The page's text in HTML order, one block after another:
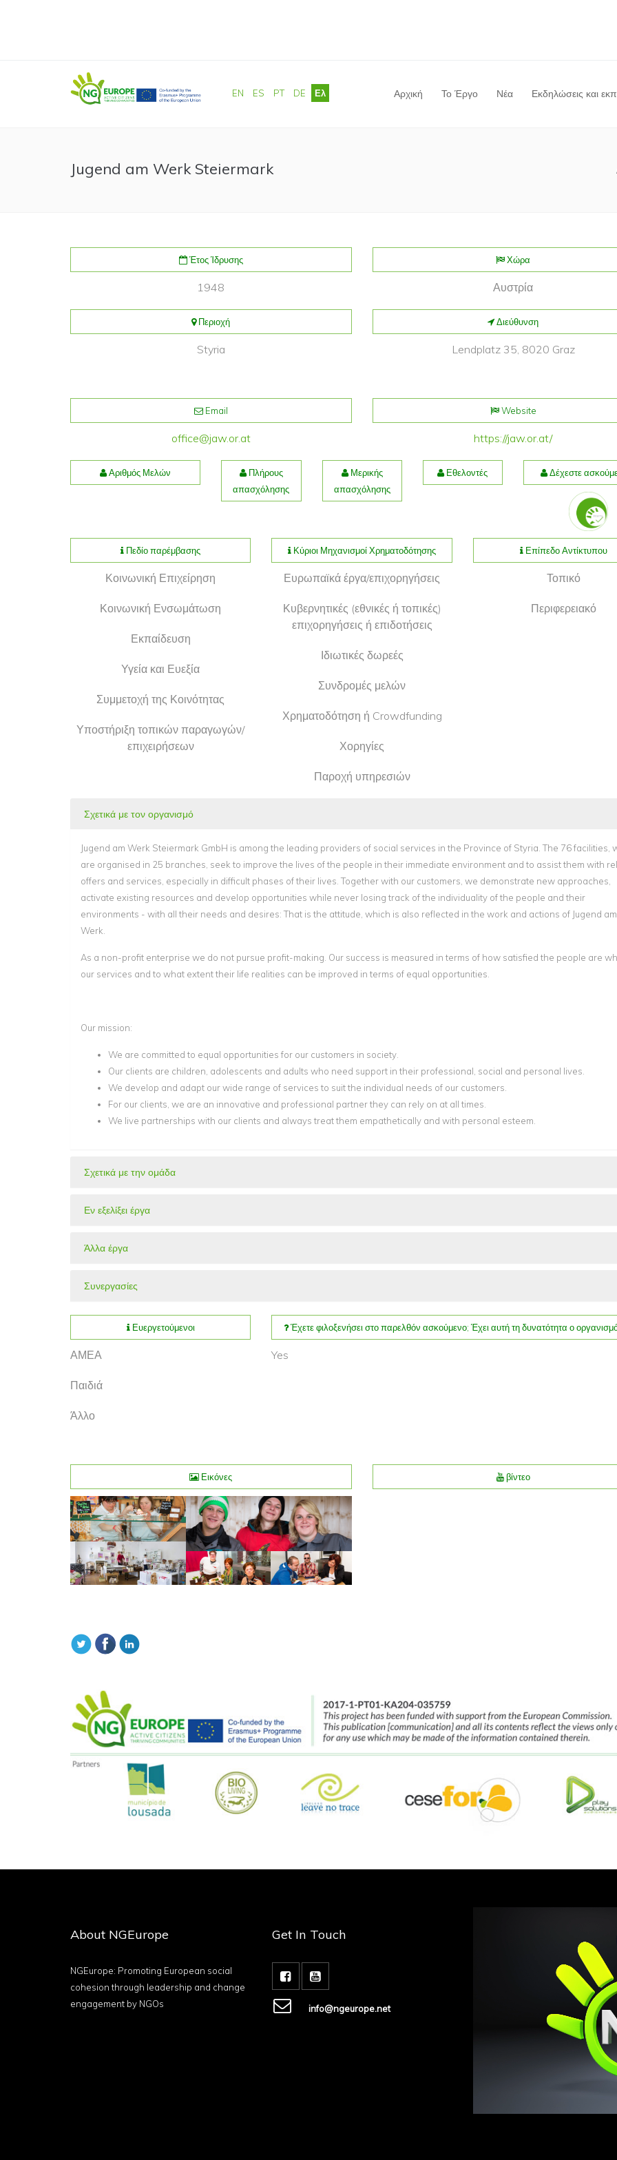
EN ES PT DE Ελ Αρχική Το Έργο Νέα Εκδηλώσεις και
Jugend am Werk Steiermark
Έτος Ίδρυσης
1948
Χώρα
Αυστρία
Περιοχή
Styria
Διεύθυνση
Lendplatz 35, 8020 Graz
Email
office@jaw.or.at
Website
https://jaw.or.at/
Αριθμός Μελών
Πλήρους
απασχόλησης
Μερικής
απασχόλησης
Εθελοντές Δέχεστε
Πεδίο παρέμβασης
Κοινωνική Επιχείρηση
Κοινωνική Ενσωμάτωση
Εκπαίδευση
Υγεία και Ευεξία
Συμμετοχή της Κοινότητας
Υποστήριξη τοπικών παραγωγών/
επιχειρήσεων
Κύριοι Μηχανισμοί Χρηματοδότησης
Ευρωπαϊκά έργα/επιχορηγήσεις
Κυβερνητικές (εθνικές ή τοπικές)
επιχορηγήσεις ή επιδοτήσεις
Ιδιωτικές δωρεές
Συνδρομές μελών
Χρηματοδότηση ή Crowdfunding
Χορηγίες
Παροχή υπηρεσιών
Επίπεδο Αντίκτυπου
Τοπικό
Περιφερειακό
Σχετικά με τον οργανισμό
Jugend am Werk Steiermark GmbH is among the leading providers of social services in the Province of Styria. The 76 facilities,
are organised in 25 branches, seek to improve the lives of the people in their immediate environment and to assist them with
offers and services, especially in difficult phases of their lives. Together with our customers, we demonstrate new approaches,
activate existing resources and develop opportunities while never losing track of the individuality of the people and their
environments - with all their needs and desires: That is the attitude, which is also reflected in the work and actions of Jugend am
Werk.
As a non-profit enterprise we do not pursue profit-making. Our success is measured in terms of how satisfied the people are
our services and to what extent their life realities can be improved in terms of equal opportunities.
Our mission:
We are committed to equal opportunities for our customers in society.
Our clients are children, adolescents and adults who need support in their professional, social and personal lives.
We develop and adapt our wide range of services to suit the individual needs of our customers.
For our clients, we are an innovative and professional partner they can rely on at all times.
We live partnerships with our clients and always treat them empathetically and with personal esteem.
Σχετικά με την ομάδα
Εν εξελίξει έργα
Άλλα έργα
Συνεργασίες
Ευεργετούμενοι
ΑΜΕΑ
Παιδιά
Άλλο
Έχετε φιλοξενήσει στο παρελθόν ασκούμενο; Έχει αυτή τη δυνατότητα ο
Yes
Εικόνες βίντεο
About NGEurope
NGEurope: Promoting European social
cohesion through leadership and change
engagement by NGOs
Get In Touch
info@ngeurope.net